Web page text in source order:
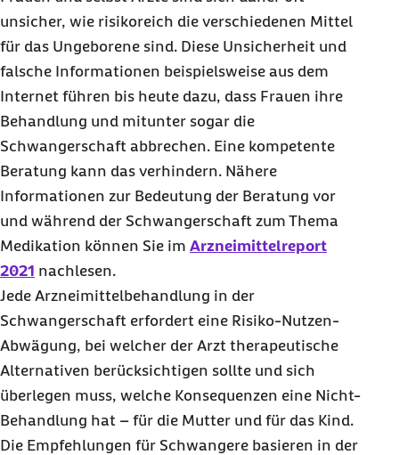
unsicher, wie risikoreich die verschiedenen Mittel
für das Ungeborene sind. Diese Unsicherheit und
falsche Informationen beispielsweise aus dem
Internet führen bis heute dazu, dass Frauen ihre
Behandlung und mitunter sogar die
Schwangerschaft abbrechen. Eine kompetente
Beratung kann das verhindern. Nähere
Informationen zur Bedeutung der Beratung vor
und während der Schwangerschaft zum Thema
Medikation können Sie im Arzneimittelreport
2021 nachlesen.
Jede Arzneimittelbehandlung in der
Schwangerschaft erfordert eine Risiko-Nutzen-
Abwägung, bei welcher der Arzt therapeutische
Alternativen berücksichtigen sollte und sich
überlegen muss, welche Konsequenzen eine Nicht-
Behandlung hat – für die Mutter und für das Kind.
Die Empfehlungen für Schwangere basieren in der